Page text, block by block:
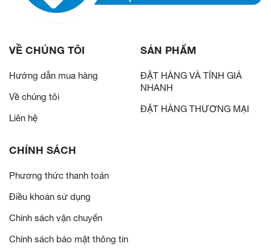
VỀ CHÚNG TÔI
Hướng dẫn mua hàng
Về chúng tôi
Liên hệ
SẢN PHẨM
ĐẶT HÀNG VÀ TÍNH GIÁ
NHANH
ĐẶT HÀNG THƯƠNG MẠI
CHÍNH SÁCH
Phương thức thanh toán
Điều khoản sử dụng
Chính sách vận chuyển
Chính sách bảo mật thông tin